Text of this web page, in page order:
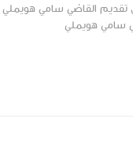
تقديم القاضي سامي هويملي
سامي هويملي